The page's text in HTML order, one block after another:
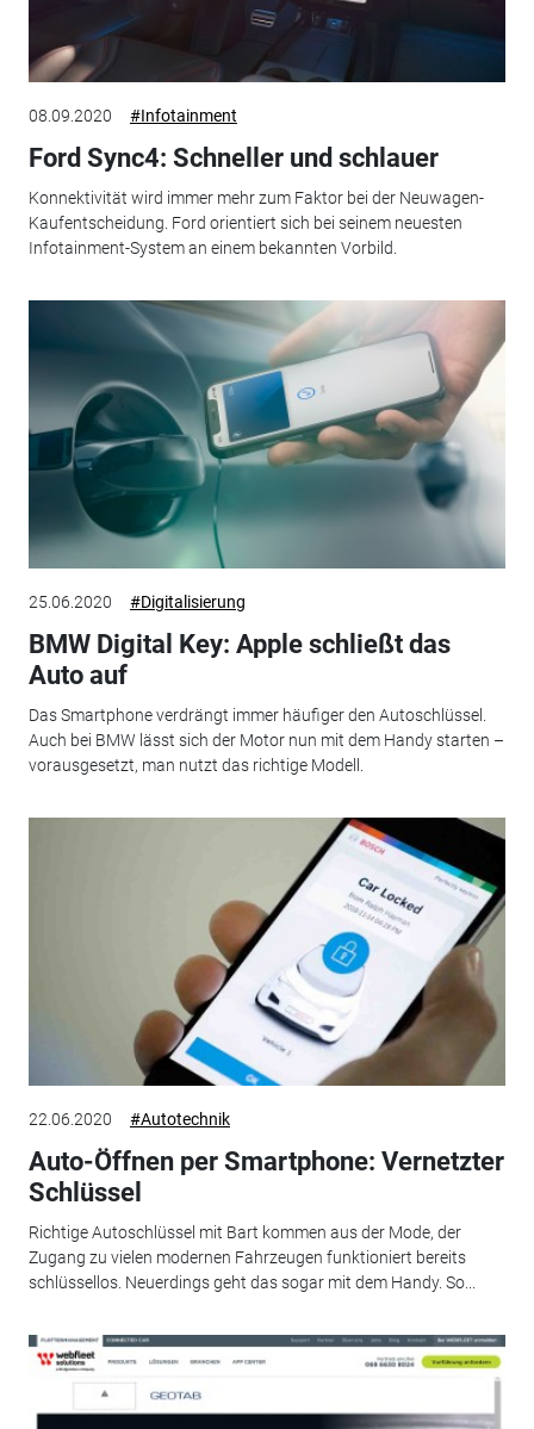
08.09.2020 #Infotainment
Ford Sync4: Schneller und schlauer
Konnektivität wird immer mehr zum Faktor bei der Neuwagen-
Kaufentscheidung. Ford orientiert sich bei seinem neuesten
Infotainment-System an einem bekannten Vorbild.
25.06.2020 #Digitalisierung
BMW Digital Key: Apple schließt das
Auto auf
Das Smartphone verdrängt immer häufiger den Autoschlüssel.
Auch bei BMW lässt sich der Motor nun mit dem Handy starten –
vorausgesetzt, man nutzt das richtige Modell.
22.06.2020 #Autotechnik
Auto-Öffnen per Smartphone: Vernetzter
Schlüssel
Richtige Autoschlüssel mit Bart kommen aus der Mode, der
Zugang zu vielen modernen Fahrzeugen funktioniert bereits
schlüssellos. Neuerdings geht das sogar mit dem Handy. So...